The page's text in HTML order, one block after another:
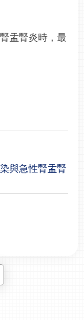
盂腎炎時，最
與急性腎盂腎